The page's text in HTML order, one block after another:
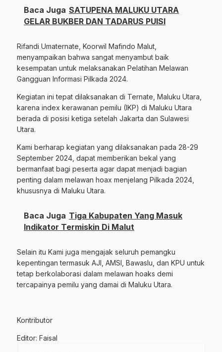
Baca Juga SATUPENA MALUKU UTARA
GELAR BUKBER DAN TADARUS PUISI
Rifandi Umaternate, Koorwil Mafindo Malut,
menyampaikan bahwa sangat menyambut baik
kesempatan untuk melaksanakan Pelatihan Melawan
Gangguan Informasi Pilkada 2024.
Kegiatan ini tepat dilaksanakan di Ternate, Maluku Utara,
karena index kerawanan pemilu (IKP) di Maluku Utara
berada di posisi ketiga setelah Jakarta dan Sulawesi
Utara.
Kami berharap kegiatan yang dilaksanakan pada 28-29
September 2024, dapat memberikan bekal yang
bermanfaat bagi peserta agar dapat menjadi bagian
penting dalam melawan hoax menjelang Pilkada 2024,
khususnya di Maluku Utara.
Baca Juga Tiga Kabupaten Yang Masuk
Indikator Termiskin Di Malut
Selain itu Kami juga mengajak seluruh pemangku
kepentingan termasuk AJI, AMSI, Bawaslu, dan KPU untuk
tetap berkolaborasi dalam melawan hoaks demi
tercapainya pemilu yang damai di Maluku Utara.
Kontributor
Editor: Faisal